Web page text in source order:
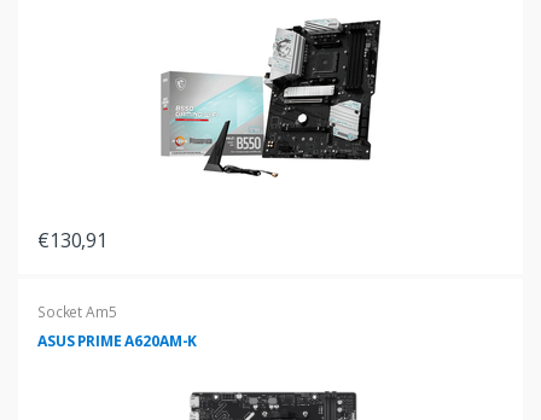
€130,91
Socket Am5
ASUS PRIME A620AM-K